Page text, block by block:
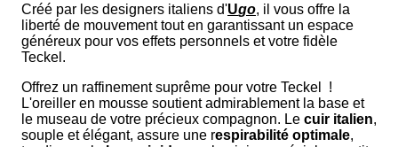
Créé par les designers italiens d'Ugo, il vous offre la
liberté de mouvement tout en garantissant un espace
généreux pour vos effets personnels et votre fidèle
Teckel.
Offrez un raffinement suprême pour votre Teckel !
L'oreiller en mousse soutient admirablement la base et
le museau de votre précieux compagnon. Le cuir italien,
souple et élégant, assure une respirabilité optimale,